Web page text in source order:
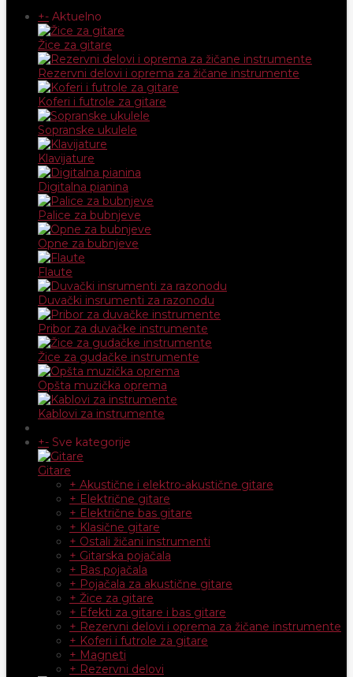
+- Aktuelno
Žice za gitare
Rezervni delovi i oprema za žičane instrumente
Koferi i futrole za gitare
Sopranske ukulele
Klavijature
Digitalna pianina
Palice za bubnjeve
Opne za bubnjeve
Flaute
Duvački insrumenti za razonodu
Pribor za duvačke instrumente
Žice za gudačke instrumente
Opšta muzička oprema
Kablovi za instrumente
+- Sve kategorije
Gitare
+ Akustične i elektro-akustične gitare
+ Električne gitare
+ Električne bas gitare
+ Klasične gitare
+ Ostali žičani instrumenti
+ Gitarska pojačala
+ Bas pojačala
+ Pojačala za akustične gitare
+ Žice za gitare
+ Efekti za gitare i bas gitare
+ Rezervni delovi i oprema za žičane instrumente
+ Koferi i futrole za gitare
+ Magneti
+ Rezervni delovi